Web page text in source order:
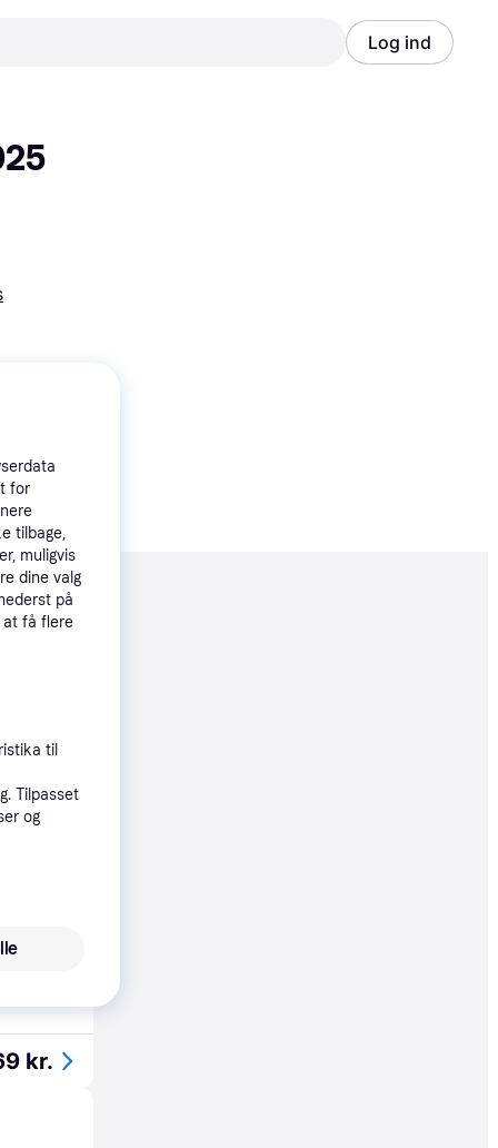
Log ind
kr.
kr.
kr.
for
tilbage,
muligvis
dine valg
på
at få flere
til
Tilpasset
og